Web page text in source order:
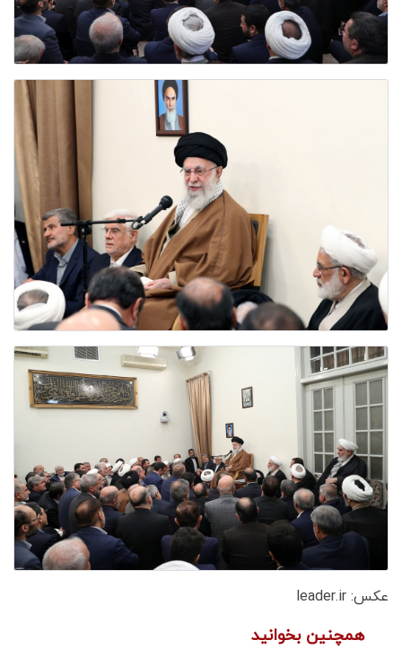
عکس: leader.ir
همچنین بخوانید